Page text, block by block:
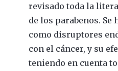
revisado toda la
de los parabenos. Se
como disruptores
con el cáncer, y su
teniendo en cuenta